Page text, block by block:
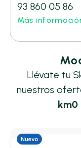
93 860 05 86
Más
Llévate tu
nuestros
km0